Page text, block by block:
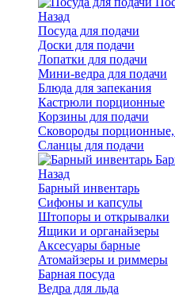
Назад
Посуда для подачи
Доски для подачи
Лопатки для подачи
Мини-ведра для подачи
Блюда для запекания
Кастрюли порционные
Корзины для подачи
Сковороды порционные,
Сланцы для подачи
Назад
Барный инвентарь
Сифоны и капсулы
Штопоры и открывалки
Ящики и органайзеры
Аксесуары барные
Атомайзеры и риммеры
Барная посуда
Ведра для льда